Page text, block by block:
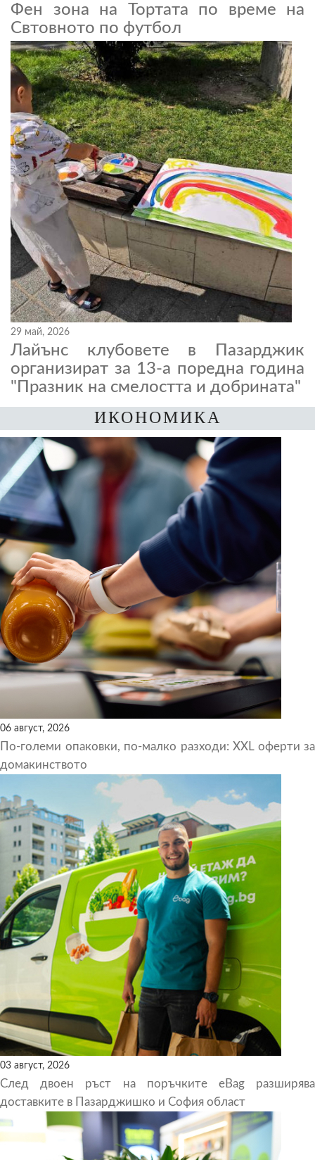
Фен зона на Тортата по време на
Свтовното по футбол
29 май, 2026
Лайънс клубовете в Пазарджик
организират за 13-а поредна година
"Празник на смелостта и добрината"
ИКОНОМИКА
06 август, 2026
По-големи опаковки, по-малко разходи: XXL оферти за
домакинството
03 август, 2026
След двоен ръст на поръчките eBag разширява
доставките в Пазарджишко и София област